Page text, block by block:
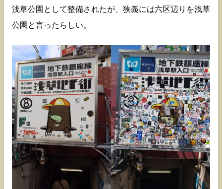
浅草公園として整備されたが、狭義には六区辺りを浅草
公園と言ったらしい。